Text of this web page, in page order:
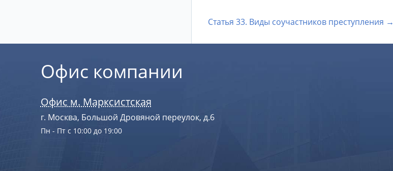
Статья 33. Виды соучастников преступления →
Офис компании
Офис м. Марксистская
г. Москва, Большой Дровяной переулок, д.6
Пн - Пт с 10:00 до 19:00